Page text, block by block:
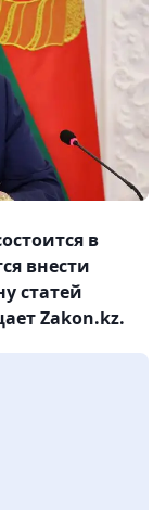
в
внести
статей
Zakon.kz.